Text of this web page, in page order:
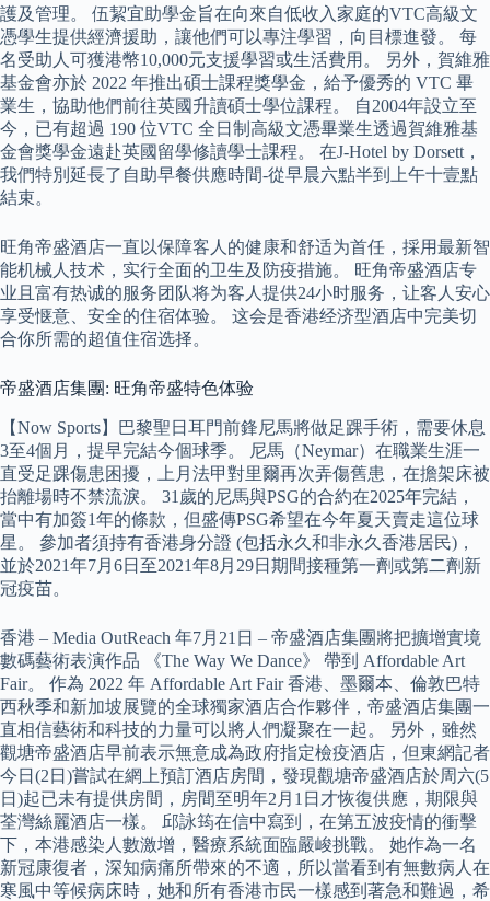
護及管理。 伍絜宜助學金旨在向來自低收入家庭的VTC高級文
憑學生提供經濟援助，讓他們可以專注學習，向目標進發。 每
名受助人可獲港幣10,000元支援學習或生活費用。 另外，賀維雅
基金會亦於 2022 年推出碩士課程獎學金，給予優秀的 VTC 畢
業生，協助他們前往英國升讀碩士學位課程。 自2004年設立至
今，已有超過 190 位VTC 全日制高級文憑畢業生透過賀維雅基
金會獎學金遠赴英國留學修讀學士課程。 在J-Hotel by Dorsett，
我們特別延長了自助早餐供應時間-從早晨六點半到上午十壹點
結束。
旺角帝盛酒店一直以保障客人的健康和舒适为首任，採用最新智
能机械人技术，实行全面的卫生及防疫措施。 旺角帝盛酒店专
业且富有热诚的服务团队将为客人提供24小时服务，让客人安心
享受惬意、安全的住宿体验。 这会是香港经济型酒店中完美切
合你所需的超值住宿选择。
帝盛酒店集團: 旺角帝盛特色体验
【Now Sports】巴黎聖日耳門前鋒尼馬將做足踝手術，需要休息
3至4個月，提早完結今個球季。 尼馬（Neymar）在職業生涯一
直受足踝傷患困擾，上月法甲對里爾再次弄傷舊患，在擔架床被
抬離場時不禁流淚。 31歲的尼馬與PSG的合約在2025年完結，
當中有加簽1年的條款，但盛傳PSG希望在今年夏天賣走這位球
星。 參加者須持有香港身分證 (包括永久和非永久香港居民)，
並於2021年7月6日至2021年8月29日期間接種第一劑或第二劑新
冠疫苗。
香港 – Media OutReach 年7月21日 – 帝盛酒店集團將把擴增實境
數碼藝術表演作品 《The Way We Dance》 帶到 Affordable Art
Fair。 作為 2022 年 Affordable Art Fair 香港、墨爾本、倫敦巴特
西秋季和新加坡展覽的全球獨家酒店合作夥伴，帝盛酒店集團一
直相信藝術和科技的力量可以將人們凝聚在一起。 另外，雖然
觀塘帝盛酒店早前表示無意成為政府指定檢疫酒店，但東網記者
今日(2日)嘗試在網上預訂酒店房間，發現觀塘帝盛酒店於周六(5
日)起已未有提供房間，房間至明年2月1日才恢復供應，期限與
荃灣絲麗酒店一樣。 邱詠筠在信中寫到，在第五波疫情的衝擊
下，本港感染人數激增，醫療系統面臨嚴峻挑戰。 她作為一名
新冠康復者，深知病痛所帶來的不適，所以當看到有無數病人在
寒風中等候病床時，她和所有香港市民一樣感到著急和難過，希